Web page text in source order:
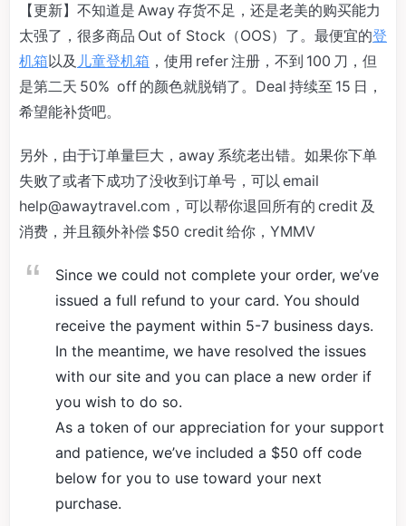
【更新】不知道是 Away 存货不足，还是老美的购买能力
太强了，很多商品 Out of Stock（OOS）了。最便宜的登
机箱以及 儿童登机箱 ，使用 refer 注册，不到 100 刀，但
是第二天 50% off 的颜色就脱销了。Deal 持续至 15 日，
希望能补货吧。
另外，由于订单量巨大，away 系统老出错。如果你下单
失败了或者下成功了没收到订单号，可以 email
help@awaytravel.com ，可以帮你退回所有的 credit 及
消费，并且额外补偿 $50 credit 给你，YMMV
Since we could not complete your order, we’ve
issued a full refund to your card. You should
receive the payment within 5-7 business days.
In the meantime, we have resolved the issues
with our site and you can place a new order if
you wish to do so.
As a token of our appreciation for your support
and patience, we’ve included a $50 off code
below for you to use toward your next
purchase.